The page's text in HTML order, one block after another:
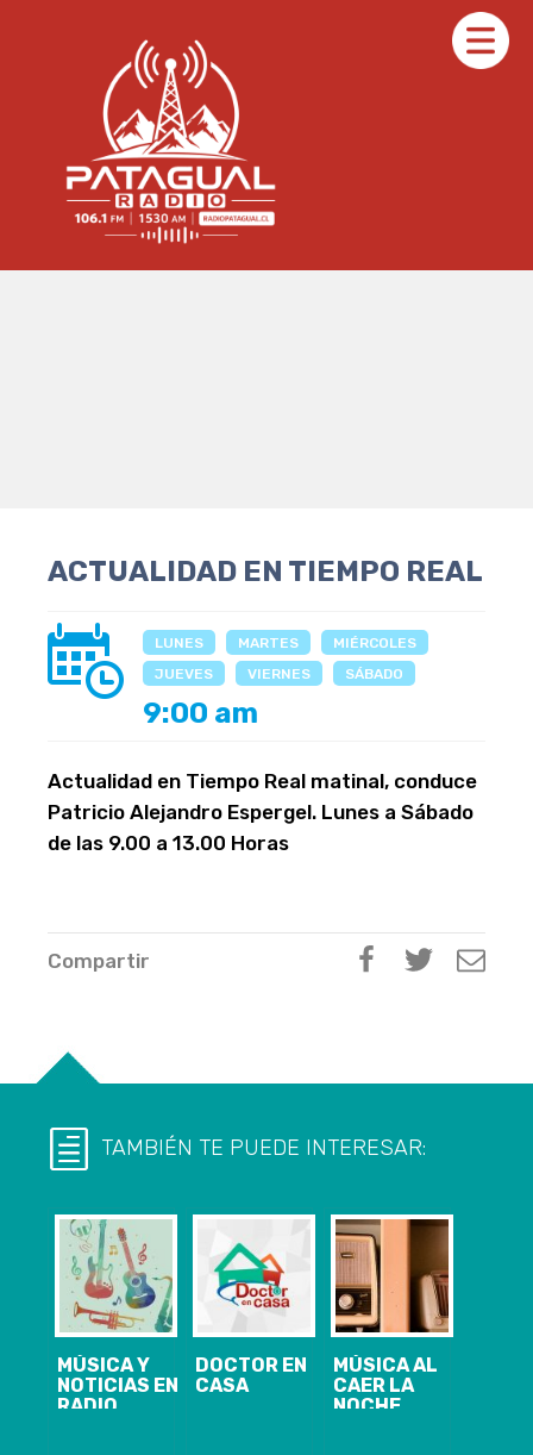
ACTUALIDAD EN TIEMPO REAL
LUNES MARTES
MIÉRCOLES
JUEVES
VIERNES SÁBADO
9:00 am
Actualidad en Tiempo Real matinal, conduce
Patricio Alejandro Espergel. Lunes a Sábado
de las 9.00 a 13.00 Horas
Compartir
TAMBIÉN TE PUEDE INTERESAR:
MÚSICA Y
NOTICIAS EN
RADIO
DOCTOR EN
CASA
MÚSICA AL
CAER LA
NOCHE